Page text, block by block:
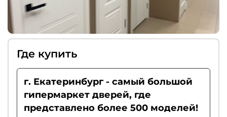
Где купить
г. Екатеринбург - самый большой
гипермаркет дверей, где
представлено более 500 моделей!